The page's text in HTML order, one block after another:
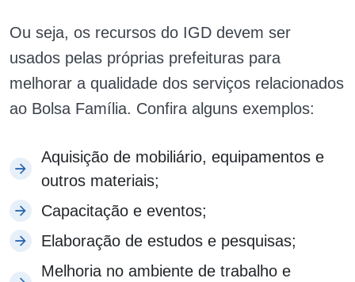
Ou seja, os recursos do IGD devem ser
usados pelas próprias prefeituras para
melhorar a qualidade dos serviços relacionados
ao Bolsa Família. Confira alguns exemplos:
Aquisição de mobiliário, equipamentos e
outros materiais;
Capacitação e eventos;
Elaboração de estudos e pesquisas;
Melhoria no ambiente de trabalho e